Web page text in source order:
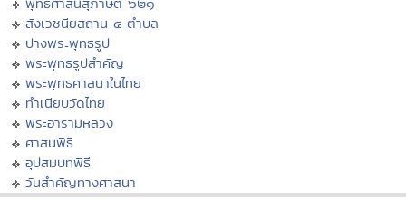
สังเวชนียสถาน ๔ ตำบล
ปางพระพุทธรูป
พระพุทธรูปสำคัญ
พระพุทธศาสนาในไทย
ทำเนียบวัดไทย
พระอารามหลวง
ศาสนพิธี
อุปสมบทพิธี
วันสำคัญทางศาสนา